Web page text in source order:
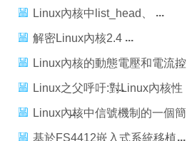
Linux內核中list_head、
list_for_each、list_entry、
container_of之間的關系
解密Linux內核2.4
Linux內核的動態電壓和電流控
制接口(regulator&amp;dvfs)
Linux之父呼吁:對Linux內核性
能測試要經常化
Linux內核中信號機制的一個簡
單例子
基於FS4412嵌入式系統移植